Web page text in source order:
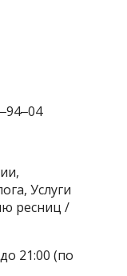
Услуги
ресниц /
21:00 (по